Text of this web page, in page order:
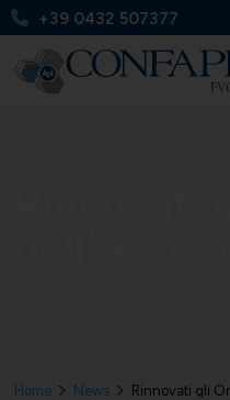
+39 0432 507377
Home News